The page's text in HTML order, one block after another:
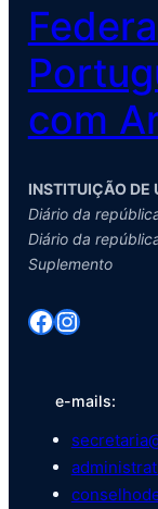
com
INSTITUIÇÃO DE
Diário da
Diário da
Suplemento
Facebook Instagram
e-mails: